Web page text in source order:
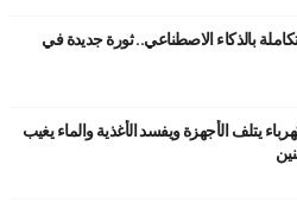
بالذكاء الاصطناعي.. ثورة جديدة في
يتلف الأجهزة ويفسد الأغذية والماء يغيب